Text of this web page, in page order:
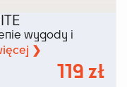
wygody i
❯
119 zł